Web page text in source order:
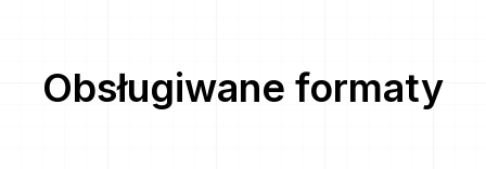
Obsługiwane formaty